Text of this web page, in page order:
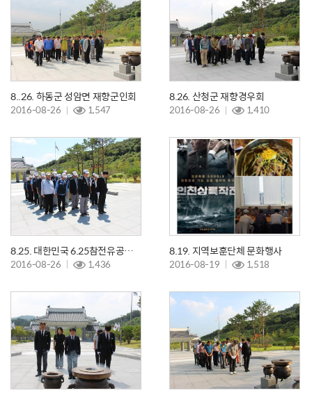
8..26. 하동군 성암면 재향군인회
2016-08-26 1,547
8.26. 산청군 재향경우회
2016-08-26 1,410
8.25. 대한민국 6.25참전유공자회 남해군지회
2016-08-26 1,436
8.19. 지역보훈단체 문화행사
2016-08-19 1,518